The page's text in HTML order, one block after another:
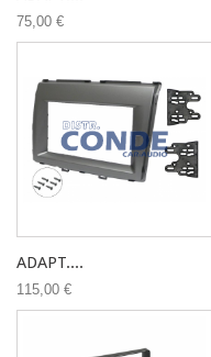
75,00 €
ADAPT....
115,00 €